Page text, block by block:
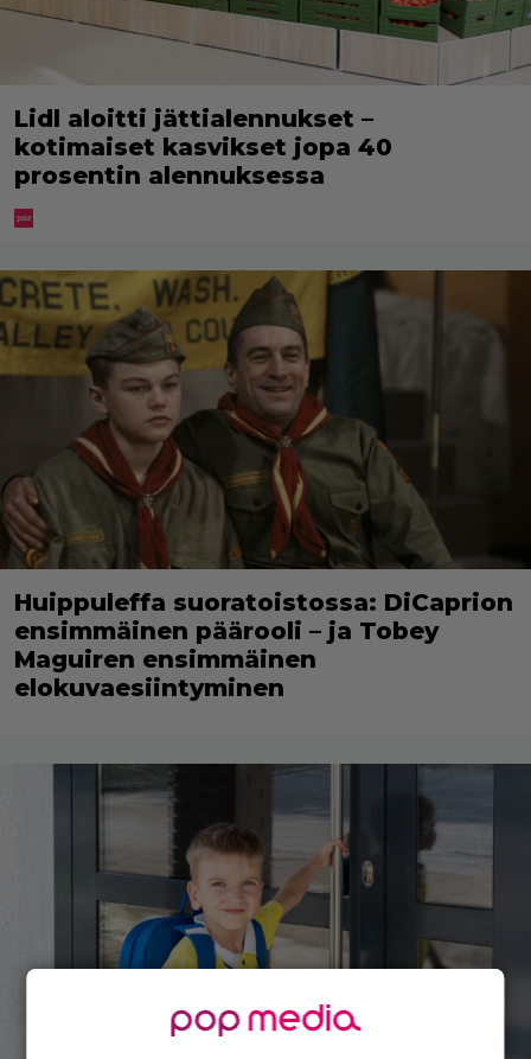
Lidl aloitti jättialennukset –
kotimaiset kasvikset jopa 40
prosentin alennuksessa
Huippuleffa suoratoistossa: DiCaprion
ensimmäinen päärooli – ja Tobey
Maguiren ensimmäinen
elokuvaesiintyminen